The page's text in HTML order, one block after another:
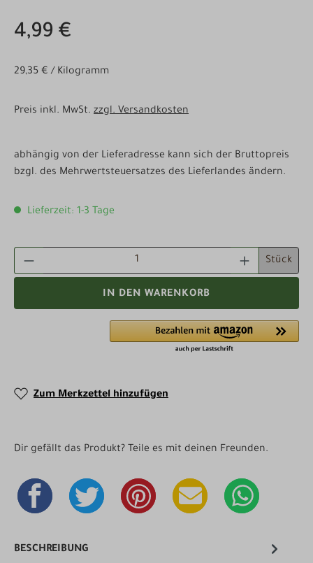
4,99 €
29,35 € / Kilogramm
Preis inkl. MwSt. zzgl. Versandkosten
abhängig von der Lieferadresse kann sich der Bruttopreis
bzgl. des Mehrwertsteuersatzes des Lieferlandes ändern.
Lieferzeit: 1-3 Tage
PRODUKT ANZAHL: GIB DEN Stück
IN DEN WARENKORB
Zum Merkzettel hinzufügen
Dir gefällt das Produkt? Teile es mit deinen Freunden.
BESCHREIBUNG